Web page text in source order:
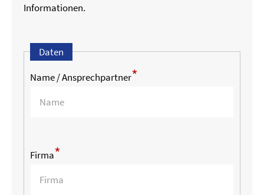
Informationen.
Daten
Name / Ansprechpartner*
Firma*